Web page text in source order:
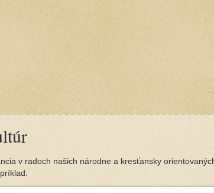
v radoch našich národne a kresťansky